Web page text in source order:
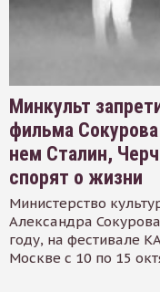
Минкульт
фильма
нем Сталин,
спорят о жизни
Министерство
Александра
году, на фестивале
Москве с 10 по 15